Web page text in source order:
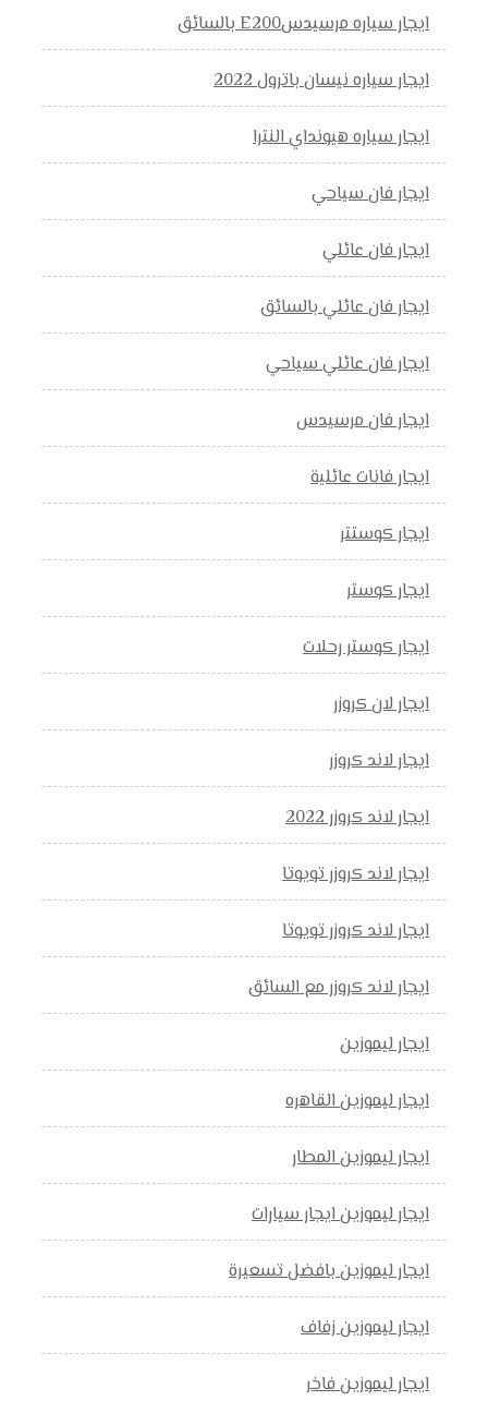
ايجار سياره مرسيدسE200 بالسائق
ايجار سياره نيسان باترول 2022
ايجار سياره هيونداي النترا
ايجار فان سياحي
ايجار فان عائلي
ايجار فان عائلي بالسائق
ايجار فان عائلي سياحي
ايجار فان مرسيدس
ايجار فانات عائلية
ايجار كوستتر
ايجار كوستر
ايجار كوستر رحلات
ايجار لان كروزر
ايجار لاند كروزر
ايجار لاند كروزر 2022
ايجار لاند كروزر تويوتا
ايجار لاند كروزر تويوتا
ايجار لاند كروزر مع السائق
ايجار ليموزين
ايجار ليموزين القاهره
ايجار ليموزين المطار
ايجار ليموزين ايجار سيارات
ايجار ليموزين بافضل تسعيرة
ايجار ليموزين زفاف
ايجار ليموزين فاخر